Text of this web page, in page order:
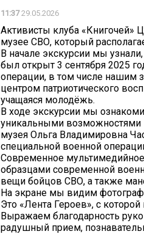
11:3729.05.2026
Активисты клуба «Книгочей»
музее СВО, который
В начале экскурсии мы
был открыт 3 сентября 2025
операции, в том числе нашим
центром патриотического
учащаяся молодёжь.
В ходе экскурсии мы
уникальными возможностями
музея Ольга Владимировна
специальной военной
Современное
образцами современной
вещи бойцов СВО, а также
На экране мы видим
Это «Лента Героев», с
Выражаем благодарность
радушный прием,